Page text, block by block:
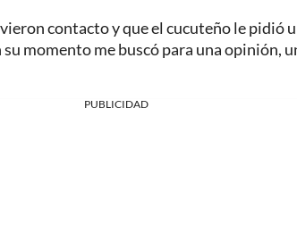
contacto y que el cucuteño le pidió
su momento me buscó para una opinión,
PUBLICIDAD